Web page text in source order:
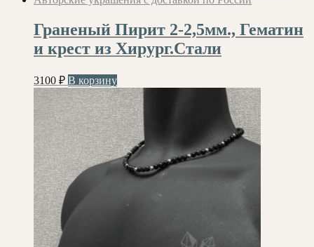
Граненый Пирит 2-2,5мм., Гематин
и крест из Хирург.Стали
3100 ₽ В корзину